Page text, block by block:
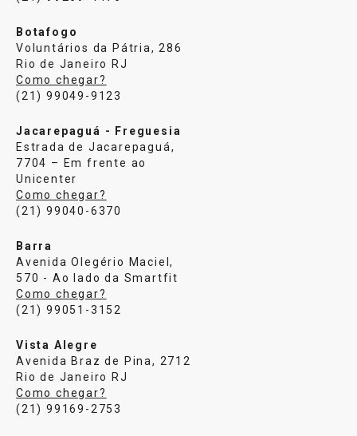
Botafogo
Voluntários da Pátria, 286
Rio de Janeiro RJ
Como chegar?
(21) 99049-9123
Jacarepaguá - Freguesia
Estrada de Jacarepaguá,
7704 – Em frente ao
Unicenter
Como chegar?
(21) 99040-6370
Barra
Avenida Olegério Maciel,
570 - Ao lado da Smartfit
Como chegar?
(21) 99051-3152
Vista Alegre
Avenida Braz de Pina, 2712
Rio de Janeiro RJ
Como chegar?
(21) 99169-2753